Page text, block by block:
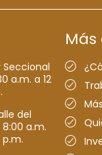
a.m. a 12
del
a.m.
p.m.